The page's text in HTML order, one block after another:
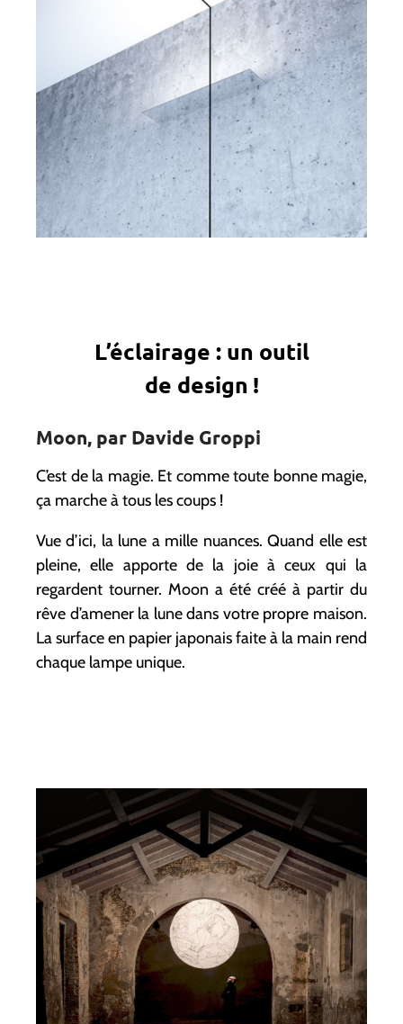
L’éclairage : un outil
de design !
Moon, par Davide Groppi
C’est de la magie. Et comme toute bonne magie,
ça marche à tous les coups !
Vue d’ici, la lune a mille nuances. Quand elle est
pleine, elle apporte de la joie à ceux qui la
regardent tourner. Moon a été créé à partir du
rêve d’amener la lune dans votre propre maison.
La surface en papier japonais faite à la main rend
chaque lampe unique.